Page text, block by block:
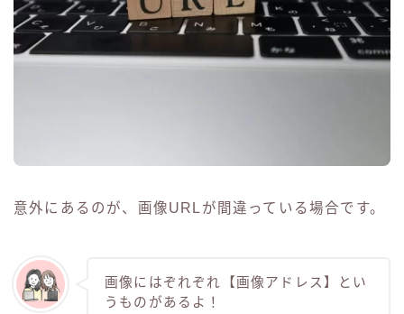
意外にあるのが、画像URLが間違っている場合です。
画像にはぞれぞれ【画像アドレス】とい
うものがあるよ！